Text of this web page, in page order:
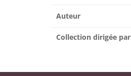
Auteur
Collection dirigée par